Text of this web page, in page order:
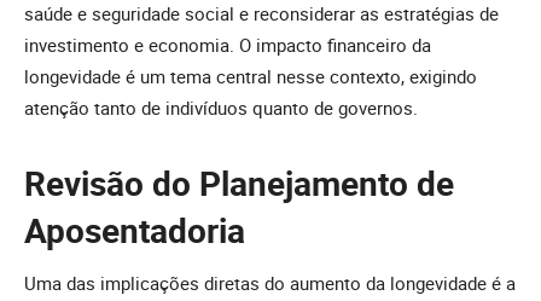
saúde e seguridade social e reconsiderar as estratégias de
investimento e economia. O impacto financeiro da
longevidade é um tema central nesse contexto, exigindo
atenção tanto de indivíduos quanto de governos.
Revisão do Planejamento de
Aposentadoria
Uma das implicações diretas do aumento da longevidade é a